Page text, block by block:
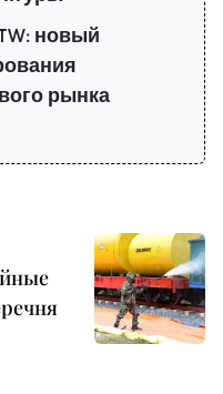
новый
рынка